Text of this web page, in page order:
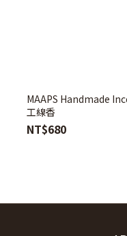
MAAPS Handmade
工線香
NT$680